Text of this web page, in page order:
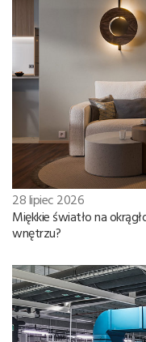
28 lipiec 2026
Miękkie światło na
wnętrzu?